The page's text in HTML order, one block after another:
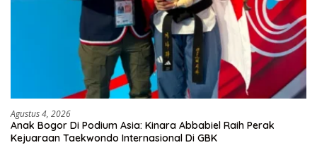
Agustus 4, 2026
Anak Bogor Di Podium Asia: Kinara Abbabiel Raih Perak
Kejuaraan Taekwondo Internasional Di GBK